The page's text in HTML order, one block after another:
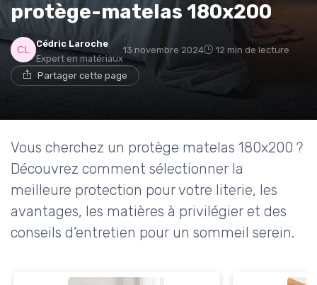
protège-matelas 180x200
Cédric Laroche
Expert en matériaux
13 novembre 2024 12 min de lecture
Partager cette page
Vous cherchez un protège matelas 180x200 ?
Découvrez comment sélectionner la
meilleure protection pour votre literie, les
avantages, les matières à privilégier et des
conseils d’entretien pour un sommeil serein.
→ Je rejoins le club
* En rejoignant le club, j'accepte de recevoir les emails